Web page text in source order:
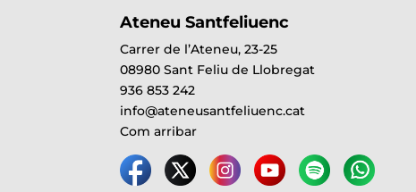
Ateneu Santfeliuenc
Carrer de l’Ateneu, 23-25
08980 Sant Feliu de Llobregat
936 853 242
info@ateneusantfeliuenc.cat
Com arribar